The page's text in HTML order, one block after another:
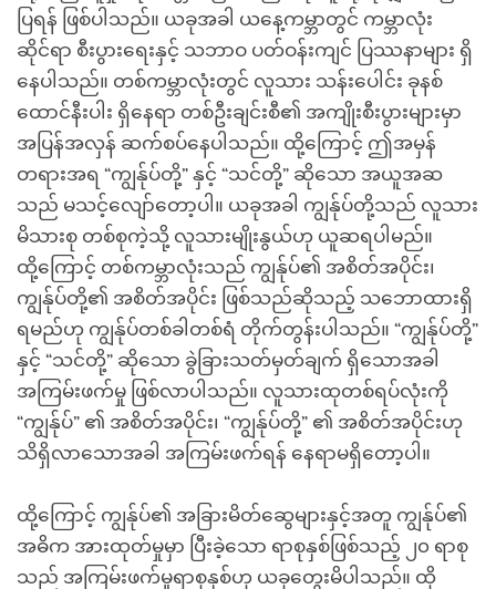
ပြရန် ဖြစ်ပါသည်။ ယခုအခါ ယနေ့ကမ္ဘာတွင် ကမ္ဘာလုံး
ဆိုင်ရာ စီးပွားရေးနှင့် သဘာဝ ပတ်ဝန်းကျင် ပြဿနာများ ရှိ
နေပါသည်။ တစ်ကမ္ဘာလုံးတွင် လူသား သန်းပေါင်း ခုနစ်
ထောင်နီးပါး ရှိနေရာ တစ်ဦးချင်းစီ၏ အကျိုးစီးပွားများမှာ
အပြန်အလှန် ဆက်စပ်နေပါသည်။ ထို့ကြောင့် ဤအမှန်
တရားအရ “ကျွန်ုပ်တို့” နှင့် “သင်တို့” ဆိုသော အယူအဆ
သည် မသင့်လျော်တော့ပါ။ ယခုအခါ ကျွန်ုပ်တို့သည် လူသား
မိသားစု တစ်စုကဲ့သို့ လူသားမျိုးနွယ်ဟု ယူဆရပါမည်။
ထို့ကြောင့် တစ်ကမ္ဘာလုံးသည် ကျွန်ုပ်၏ အစိတ်အပိုင်း၊
ကျွန်ုပ်တို့၏ အစိတ်အပိုင်း ဖြစ်သည်ဆိုသည့် သဘောထားရှိ
ရမည်ဟု ကျွန်ုပ်တစ်ခါတစ်ရံ တိုက်တွန်းပါသည်။ “ကျွန်ုပ်တို့”
နှင့် “သင်တို့” ဆိုသော ခွဲခြားသတ်မှတ်ချက် ရှိသောအခါ
အကြမ်းဖက်မှု ဖြစ်လာပါသည်။ လူသားထုတစ်ရပ်လုံးကို
“ကျွန်ုပ်” ၏ အစိတ်အပိုင်း၊ “ကျွန်ုပ်တို့” ၏ အစိတ်အပိုင်းဟု
သိရှိလာသောအခါ အကြမ်းဖက်ရန် နေရာမရှိတော့ပါ။
ထို့ကြောင့် ကျွန်ုပ်၏ အခြားမိတ်ဆွေများနှင့်အတူ ကျွန်ုပ်၏
အဓိက အားထုတ်မှုမှာ ပြီးခဲ့သော ရာစုနှစ်ဖြစ်သည့် ၂၀ ရာစု
သည် အကြမ်းဖက်မှုရာစုနှစ်ဟု ယခုတွေးမိပါသည်။ ထို